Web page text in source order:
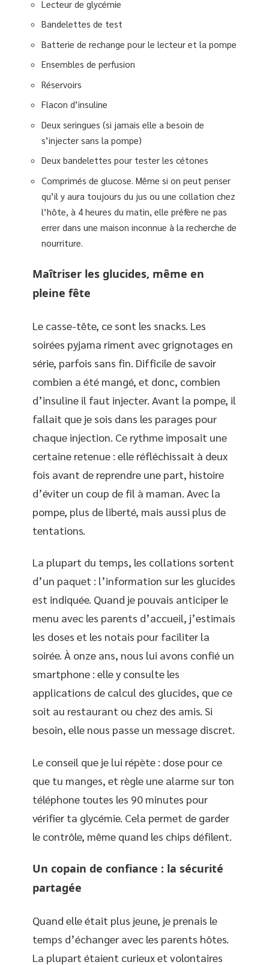
Lecteur de glycémie
Bandelettes de test
Batterie de rechange pour le lecteur et la pompe
Ensembles de perfusion
Réservoirs
Flacon d’insuline
Deux seringues (si jamais elle a besoin de
s’injecter sans la pompe)
Deux bandelettes pour tester les cétones
Comprimés de glucose. Même si on peut penser
qu’il y aura toujours du jus ou une collation chez
l’hôte, à 4 heures du matin, elle préfère ne pas
errer dans une maison inconnue à la recherche de
nourriture.
Maîtriser les glucides, même en
pleine fête
Le casse-tête, ce sont les snacks. Les
soirées pyjama riment avec grignotages en
série, parfois sans fin. Difficile de savoir
combien a été mangé, et donc, combien
d’insuline il faut injecter. Avant la pompe, il
fallait que je sois dans les parages pour
chaque injection. Ce rythme imposait une
certaine retenue : elle réfléchissait à deux
fois avant de reprendre une part, histoire
d’éviter un coup de fil à maman. Avec la
pompe, plus de liberté, mais aussi plus de
tentations.
La plupart du temps, les collations sortent
d’un paquet : l’information sur les glucides
est indiquée. Quand je pouvais anticiper le
menu avec les parents d’accueil, j’estimais
les doses et les notais pour faciliter la
soirée. À onze ans, nous lui avons confié un
smartphone : elle y consulte les
applications de calcul des glucides, que ce
soit au restaurant ou chez des amis. Si
besoin, elle nous passe un message discret.
Le conseil que je lui répète : dose pour ce
que tu manges, et règle une alarme sur ton
téléphone toutes les 90 minutes pour
vérifier ta glycémie. Cela permet de garder
le contrôle, même quand les chips défilent.
Un copain de confiance : la sécurité
partagée
Quand elle était plus jeune, je prenais le
temps d’échanger avec les parents hôtes.
La plupart étaient curieux et volontaires